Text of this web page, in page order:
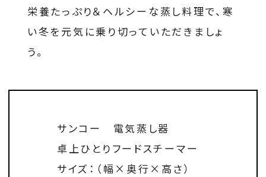
栄養たっぷり＆ヘルシーな蒸し料理で、寒
い冬を元気に乗り切っていただきましょ
う。
サンコー 電気蒸し器
卓上ひとりフードスチーマー
サイズ：（幅×奥行×高さ）